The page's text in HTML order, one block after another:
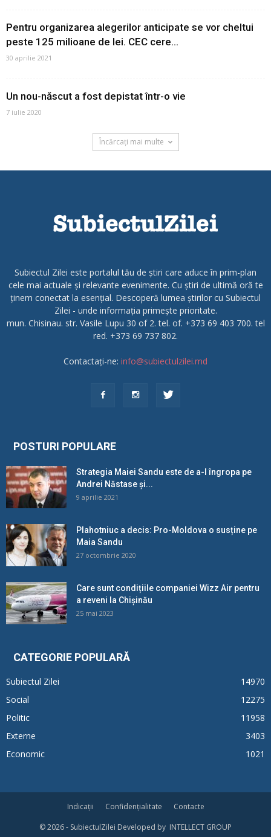
Pentru organizarea alegerilor anticipate se vor cheltui
peste 125 milioane de lei. CEC cere...
30 aprilie 2021
Un nou-născut a fost depistat într-o vie
7 iulie 2020
Încărcați mai multe
Subiectul Zilei este portalul tău de știri care aduce în prim-plan
cele mai actuale și relevante evenimente. Cu știri de ultimă oră te
ținem conectat la esențial. Descoperă lumea știrilor cu Subiectul
Zilei - unde informația primește prioritate.
mun. Chisinau. str. Vasile Lupu 30 of 2. tel. of. +373 69 403 700. tel
red. +373 69 737 802.
Contactați-ne: info@subiectulzilei.md
POSTURI POPULARE
Strategia Maiei Sandu este de a-l îngropa pe
Andrei Năstase și...
9 aprilie 2021
Plahotniuc a decis: Pro-Moldova o susține pe
Maia Sandu
27 octombrie 2020
Care sunt condițiile companiei Wizz Air pentru
a reveni la Chișinău
25 mai 2023
CATEGORIE POPULARĂ
Subiectul Zilei
14970
Social
12275
Politic
11958
Externe
3403
Economic
1021
Indicații Confidențialitate
Contacte
© 2026 - SubiectulZilei Developed by INTELLECT GROUP